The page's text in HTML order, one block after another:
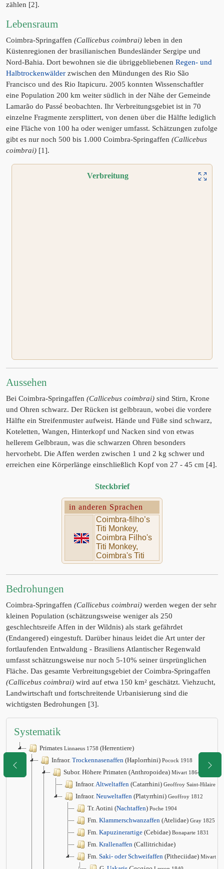
zählen [2].
Lebensraum
Coimbra-Springaffen (Callicebus coimbrai) leben in den
Küstenregionen der brasilianischen Bundesländer Sergipe und
Nord-Bahia. Dort bewohnen sie die übriggebliebenen Regen- und
Halbtrockenwälder zwischen den Mündungen des Rio São
Francisco und des Rio Itapicuru. 2005 konnten Wissenschaftler
eine Population 200 km weiter südlich in der Nähe der Gemeinde
Lamarão do Passé beobachten. Ihr Verbreitungsgebiet ist in 70
einzelne Fragmente zersplittert, von denen über die Hälfte lediglich
eine Fläche von 100 ha oder weniger umfasst. Schätzungen zufolge
gibt es nur noch 500 bis 1.000 Coimbra-Springaffen (Callicebus
coimbrai) [1].
Verbreitung
Aussehen
Bei Coimbra-Springaffen (Callicebus coimbrai) sind Stirn, Krone
und Ohren schwarz. Der Rücken ist gelbbraun, wobei die vordere
Hälfte ein Streifenmuster aufweist. Hände und Füße sind schwarz,
Koteletten, Wangen, Hinterkopf und Nacken sind von etwas
hellerem Gelbbraun, was die schwarzen Ohren besonders
hervorhebt. Die Affen werden zwischen 1 und 2 kg schwer und
erreichen eine Körperlänge einschließlich Kopf von 27 - 45 cm [4].
Steckbrief
in anderen Sprachen
Coimbra-filho’s
Titi Monkey,
Coimbra Filho's
Titi Monkey,
Coimbra's Titi
Bedrohungen
Coimbra-Springaffen (Callicebus coimbrai) werden wegen der sehr
kleinen Population (schätzungsweise weniger als 250
geschlechtsreife Affen in der Wildnis) als stark gefährdet
(Endangered) eingestuft. Darüber hinaus leidet die Art unter der
fortlaufenden Entwaldung - Brasiliens Atlantischer Regenwald
umfasst schätzungsweise nur noch 5-10% seiner ürsprünglichen
Fläche. Das gesamte Verbreitungsgebiet der Coimbra-Springaffen
(Callicebus coimbrai) wird auf etwa 150 km² geschätzt. Viehzucht,
Landwirtschaft und fortschreitende Urbanisierung sind die
wichtigsten Bedrohungen [3].
Systematik
Primates Linnaeus 1758 (Herrentiere)
Infraor. Trockennasenaffen (Haplorrhini) Pocock 1918
Subor. Höhere Primaten (Anthropoidea) Mivart 1864
Infraor.Altweltaffen (Catarrhini) Geoffroy Saint-Hilaire
Infraor. Neuweltaffen (Platyrrhini) Geoffroy 1812
Tr. Aotini (Nachtaffen) Poche 1904
Fm. Klammerschwanzaffen (Atelidae) Gray 1825
Fm. Kapuzinerartige (Cebidae) Bonaparte 1831
Fm. Krallenaffen (Callitrichidae)
Fm. Saki- oder Schweifaffen (Pitheciidae) Mivart